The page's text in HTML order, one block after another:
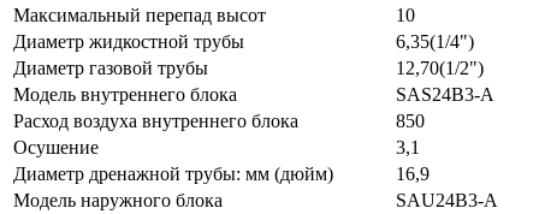
Максимальный перепад высот
10
Диаметр жидкостной трубы
6,35(1/4")
Диаметр газовой трубы
12,70(1/2")
Модель внутреннего блока
SAS24B3-A
Расход воздуха внутреннего блока
850
Осушение
3,1
Диаметр дренажной трубы: мм (дюйм)
16,9
Модель наружного блока
SAU24B3-A